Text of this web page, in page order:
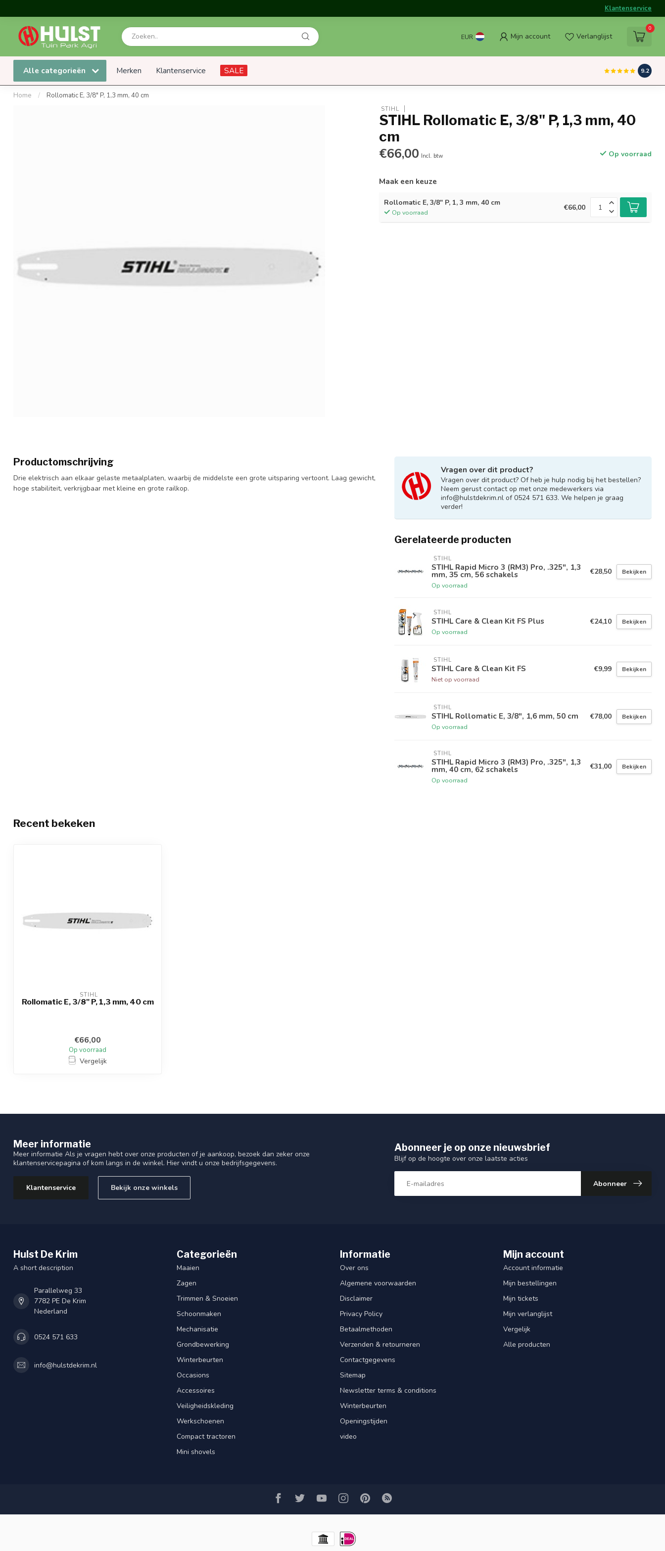
Klantenservice
EUR Mijn account Verlanglijst
0
Alle categorieën Merken Klantenservice SALE 9.2
Home / Rollomatic E, 3/8" P, 1,3 mm, 40 cm
STIHL
STIHL Rollomatic E, 3/8" P, 1,3 mm, 40
cm
€66,00 Incl. btw Op voorraad
Maak een keuze
Rollomatic E, 3/8" P, 1, 3 mm, 40 cm
Op voorraad
€66,00
Productomschrijving
Drie elektrisch aan elkaar gelaste metaalplaten, waarbij de middelste een grote uitsparing vertoont. Laag gewicht,
hoge stabiliteit, verkrijgbaar met kleine en grote railkop.
Vragen over dit product?
Vragen over dit product? Of heb je hulp nodig bij het bestellen?
Neem gerust contact op met onze medewerkers via
info@hulstdekrim.nl of 0524 571 633. We helpen je graag
verder!
Gerelateerde producten
STIHL
STIHL Rapid Micro 3 (RM3) Pro, .325", 1,3
mm, 35 cm, 56 schakels
Op voorraad
€28,50 Bekijken
STIHL
STIHL Care & Clean Kit FS Plus
Op voorraad
€24,10 Bekijken
STIHL
STIHL Care & Clean Kit FS
Niet op voorraad
€9,99 Bekijken
STIHL
STIHL Rollomatic E, 3/8", 1,6 mm, 50 cm
Op voorraad
€78,00 Bekijken
STIHL
STIHL Rapid Micro 3 (RM3) Pro, .325", 1,3
mm, 40 cm, 62 schakels
Op voorraad
€31,00 Bekijken
Recent bekeken
STIHL
Rollomatic E, 3/8" P, 1,3 mm, 40 cm
€66,00
Op voorraad
Vergelijk
Meer informatie
Meer informatie Als je vragen hebt over onze producten of je aankoop, bezoek dan zeker onze
klantenservicepagina of kom langs in de winkel. Hier vindt u onze bedrijfsgegevens.
Klantenservice Bekijk onze winkels
Abonneer je op onze nieuwsbrief
Blijf op de hoogte over onze laatste acties
Abonneer
Hulst De Krim
A short description
Parallelweg 33
7782 PE De Krim
Nederland
0524 571 633
info@hulstdekrim.nl
Categorieën
Maaien
Zagen
Trimmen & Snoeien
Schoonmaken
Mechanisatie
Grondbewerking
Winterbeurten
Occasions
Accessoires
Veiligheidskleding
Werkschoenen
Compact tractoren
Mini shovels
Informatie
Over ons
Algemene voorwaarden
Disclaimer
Privacy Policy
Betaalmethoden
Verzenden & retourneren
Contactgegevens
Sitemap
Newsletter terms & conditions
Winterbeurten
Openingstijden
video
Mijn account
Account informatie
Mijn bestellingen
Mijn tickets
Mijn verlanglijst
Vergelijk
Alle producten